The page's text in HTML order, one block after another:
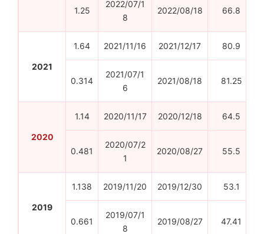
1.25
2022/07/1
8
2022/08/18 66.8
2021
1.64 2021/11/16 2021/12/17 80.9
0.314
2021/07/1
6
2021/08/18 81.25
2020
1.14 2020/11/17 2020/12/18 64.5
0.481
2020/07/2
1
2020/08/27 55.5
2019
1.138 2019/11/20 2019/12/30 53.1
0.661
2019/07/1
8
2019/08/27 47.41